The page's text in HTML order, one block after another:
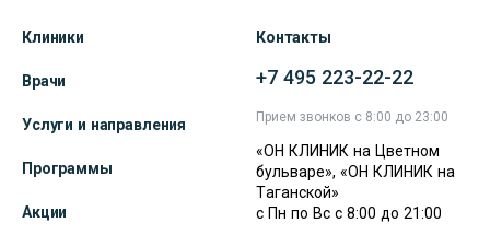
Клиники
Врачи
Услуги и направления
Программы
Акции
Контакты
+7 495 223-22-22
Прием звонков с 8:00 до 23:00
«ОН КЛИНИК на Цветном
бульваре», «ОН КЛИНИК на
Таганской»
с Пн по Вс с 8:00 до 21:00